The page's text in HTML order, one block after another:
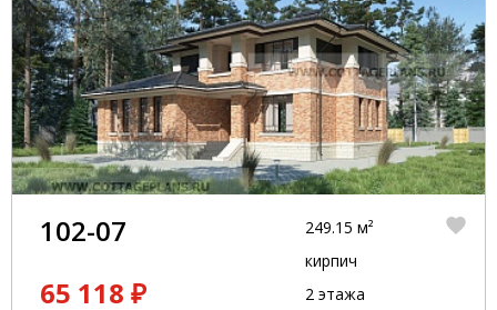
102-07
65 118 ₽
249.15 м²
кирпич
2 этажа